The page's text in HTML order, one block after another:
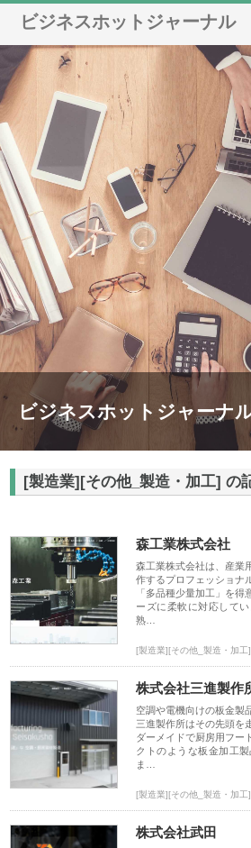
ビジネスホットジャーナル
ビジネスホットジャーナ
[製造業][その他_製造・加工] の
森工業株式会社
森工業株式会社は、産業
作するプロフェッショナ
「多品種少量加工」を得
ーズに柔軟に対応して
熟…
[製造業][その他_製造・加工]
株式会社三進製作
空調や電機向けの板金製
三進製作所はその先頭を
ダーメイドで厨房用フー
クトのような板金加工
ま…
[製造業][その他_製造・加工]
株式会社武田